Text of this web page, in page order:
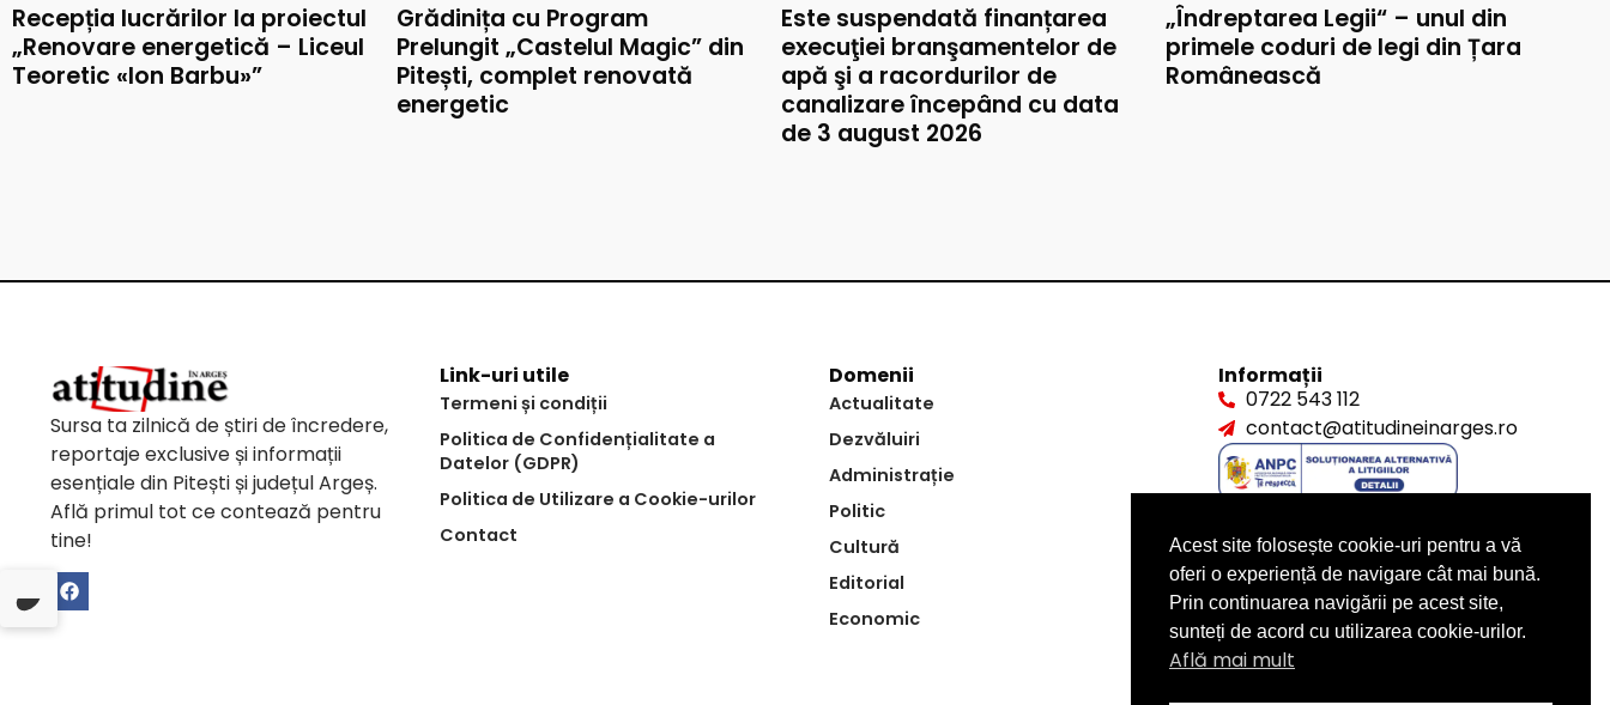
Recepția lucrărilor la proiectul
„Renovare energetică – Liceul
Teoretic «Ion Barbu»”
Grădinița cu Program
Prelungit „Castelul Magic” din
Pitești, complet renovată
energetic
Este suspendată finanțarea
execuţiei branşamentelor de
apă şi a racordurilor de
canalizare începând cu data
de 3 august 2026
„Îndreptarea Legii“ – unul din
primele coduri de legi din Țara
Românească
Sursa ta zilnică de știri de încredere,
reportaje exclusive și informații
esențiale din Pitești și județul Argeș.
Află primul tot ce contează pentru
tine!
Link-uri utile
Termeni și condiții
Politica de Confidențialitate a
Datelor (GDPR)
Politica de Utilizare a Cookie-urilor
Contact
Domenii
Actualitate
Dezvăluiri
Administrație
Politic
Cultură
Editorial
Economic
Informații
0722 543 112
contact@atitudineinarges.ro
Acest site folosește cookie-uri pentru a vă
oferi o experiență de navigare cât mai bună.
Prin continuarea navigării pe acest site,
sunteți de acord cu utilizarea cookie-urilor.
Află mai mult